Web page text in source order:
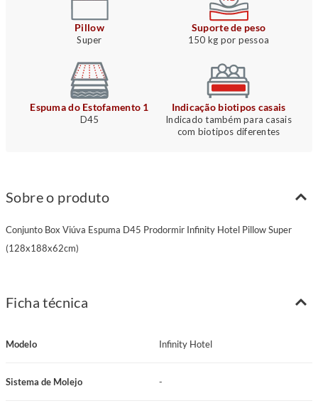
Pillow
Super
Suporte de peso
150 kg por pessoa
Espuma do Estofamento 1
D45
Indicação biotipos casais
Indicado também para casais
com biotipos diferentes
Sobre o produto
Conjunto Box Viúva Espuma D45 Prodormir Infinity Hotel Pillow Super
(128x188x62cm)
Ficha técnica
Modelo Infinity Hotel
Sistema de Molejo -